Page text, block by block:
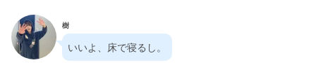
樹
いいよ、床で寝るし。